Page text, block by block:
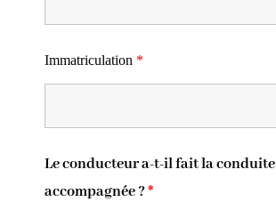
Immatriculation *
Le conducteur a-t-il fait la conduite
accompagnée ?*